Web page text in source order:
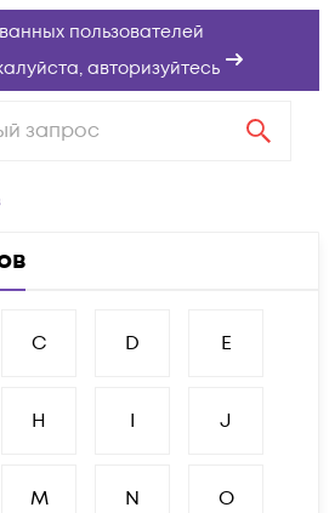
пользователей
авторизуйтесь
C D E
H I J
M N O